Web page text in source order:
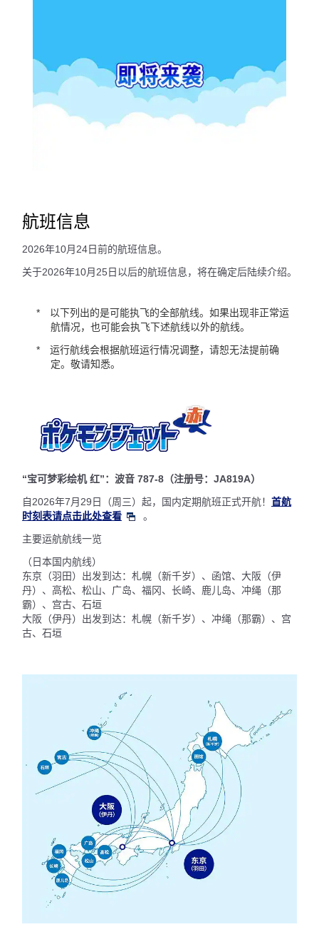
航班信息
2026年10月24日前的航班信息。
关于2026年10月25日以后的航班信息，将在确定后陆续介绍。
以下列出的是可能执飞的全部航线。如果出现非正常运
航情况，也可能会执飞下述航线以外的航线。
运行航线会根据航班运行情况调整，请恕无法提前确
定。敬请知悉。
“宝可梦彩绘机 红”：波音 787-8（注册号：JA819A）
自2026年7月29日（周三）起，国内定期航班正式开航！ 首航
时刻表请点击此处查看
。
主要运航航线一览
（日本国内航线）
东京（羽田）出发到达：札幌（新千岁）、函馆、大阪（伊
丹）、高松、松山、广岛、福冈、长崎、鹿儿岛、冲绳（那
霸）、宫古、石垣
大阪（伊丹）出发到达：札幌（新千岁）、冲绳（那霸）、宫
古、石垣